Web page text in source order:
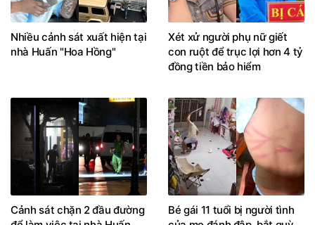
Nhiều cảnh sát xuất hiện tại
nhà Huấn "Hoa Hồng"
Xét xử người phụ nữ giết
con ruột để trục lợi hơn 4 tỷ
đồng tiền bảo hiểm
Cảnh sát chặn 2 đầu đường
Bé gái 11 tuổi bị người tình